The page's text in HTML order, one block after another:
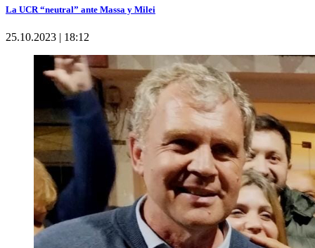
La UCR “neutral” ante Massa y Milei
25.10.2023 | 18:12